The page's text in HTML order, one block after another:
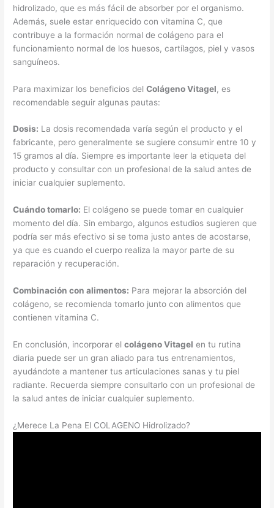
hidrolizado, que es más fácil de absorber por el organismo.
Además, suele estar enriquecido con vitamina C, que
contribuye a la formación normal de colágeno para el
funcionamiento normal de los huesos, cartílagos, piel y vasos
sanguíneos.
Para maximizar los beneficios delColágeno Vitagel, es
recomendable seguir algunas pautas:
Dosis: La dosis recomendada varía según el producto y el
fabricante, pero generalmente se sugiere consumir entre 10 y
15 gramos al día. Siempre es importante leer la etiqueta del
producto y consultar con un profesional de la salud antes de
iniciar cualquier suplemento.
Cuándo tomarlo: El colágeno se puede tomar en cualquier
momento del día. Sin embargo, algunos estudios sugieren que
podría ser más efectivo si se toma justo antes de acostarse,
ya que es cuando el cuerpo realiza la mayor parte de su
reparación y recuperación.
Combinación con alimentos: Para mejorar la absorción del
colágeno, se recomienda tomarlo junto con alimentos que
contienen vitamina C.
En conclusión, incorporar elcolágeno Vitagel en tu rutina
diaria puede ser un gran aliado para tus entrenamientos,
ayudándote a mantener tus articulaciones sanas y tu piel
radiante. Recuerda siempre consultarlo con un profesional de
la salud antes de iniciar cualquier suplemento.
¿Merece La Pena El COLAGENO Hidrolizado?